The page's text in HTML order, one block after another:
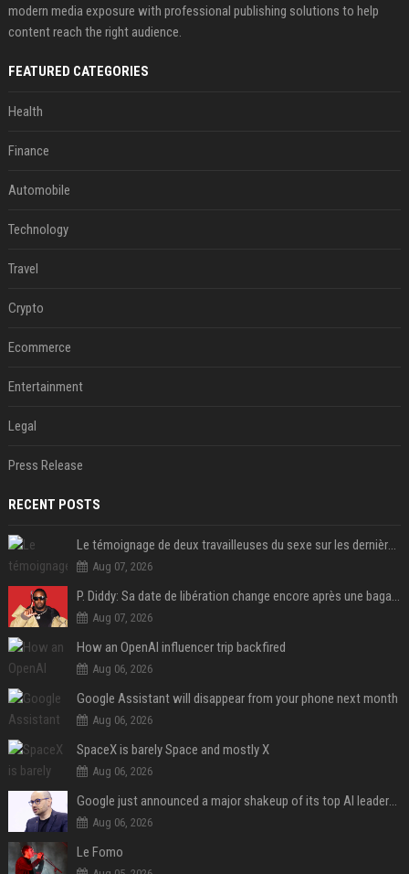
modern media exposure with professional publishing solutions to help
content reach the right audience.
FEATURED CATEGORIES
Health
Finance
Automobile
Technology
Travel
Crypto
Ecommerce
Entertainment
Legal
Press Release
RECENT POSTS
Le témoignage de deux travailleuses du sexe sur les dernières heures de Liam Payne a été dévoilé
Aug 07, 2026
P. Diddy: Sa date de libération change encore après une bagarre
Aug 07, 2026
How an OpenAI influencer trip backfired
Aug 06, 2026
Google Assistant will disappear from your phone next month
Aug 06, 2026
SpaceX is barely Space and mostly X
Aug 06, 2026
Google just announced a major shakeup of its top AI leadership
Aug 06, 2026
Le Fomo